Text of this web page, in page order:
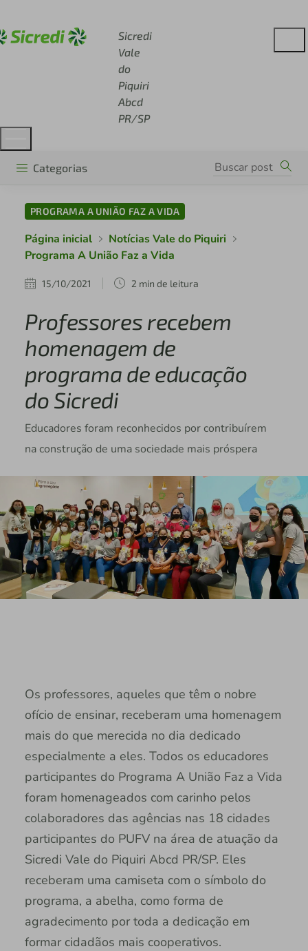
Sicredi
Vale
do
Piquiri
Abcd
PR/SP
Categorias
PROGRAMA A UNIÃO FAZ A VIDA
Página inicial
Notícias Vale do Piquiri
Programa A União Faz a Vida
15/10/2021 2 min de leitura
Professores recebem
homenagem de
programa de educação
do Sicredi
Educadores foram reconhecidos por contribuírem
na construção de uma sociedade mais próspera
Os professores, aqueles que têm o nobre
ofício de ensinar, receberam uma homenagem
mais do que merecida no dia dedicado
especialmente a eles. Todos os educadores
participantes do Programa A União Faz a Vida
foram homenageados com carinho pelos
colaboradores das agências nas 18 cidades
participantes do PUFV na área de atuação da
Sicredi Vale do Piquiri Abcd PR/SP. Eles
receberam uma camiseta com o símbolo do
programa, a abelha, como forma de
agradecimento por toda a dedicação em
formar cidadãos mais cooperativos.